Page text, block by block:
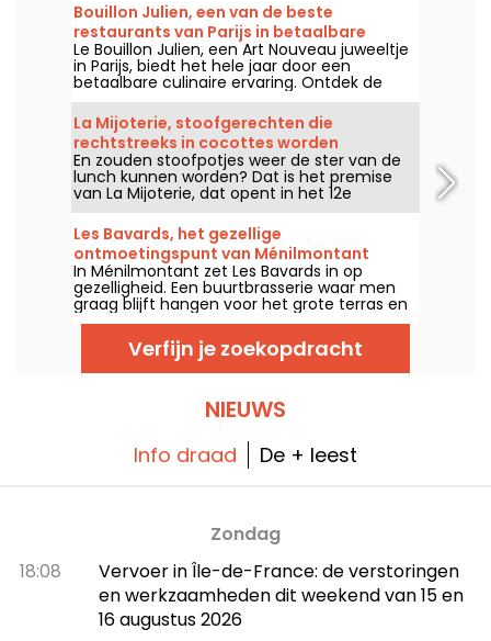
Bouillon Julien, een van de beste
restaurants van Parijs in betaalbare
modus
Le Bouillon Julien, een Art Nouveau juweeltje
in Parijs, biedt het hele jaar door een
betaalbare culinaire ervaring. Ontdek de
geschiedenis en het betaalbare menu.
La Mijoterie, stoofgerechten die
rechtstreeks in cocottes worden
geserveerd in het 12e arrondissement
En zouden stoofpotjes weer de ster van de
lunch kunnen worden? Dat is het premise
van La Mijoterie, dat opent in het 12e
arrondissement van Parijs met een keuken
van lange kooktijden, bedacht door chef-
kok Augustin Garnier en rechtstreeks
geserveerd in stoofpotjes.
Les Bavards, het gezellige
ontmoetingspunt van Ménilmontant
In Ménilmontant zet Les Bavards in op
gezelligheid. Een buurtbrasserie waar men
graag blijft hangen voor het grote terras en
het aperitief, veel meer dan voor de
bistrokeuken die toch erg klassiek blijft.
Verfijn je zoekopdracht
NIEUWS
Info draad De + leest
Zondag
18:08
Vervoer in Île-de-France: de verstoringen
en werkzaamheden dit weekend van 15 en
16 augustus 2026